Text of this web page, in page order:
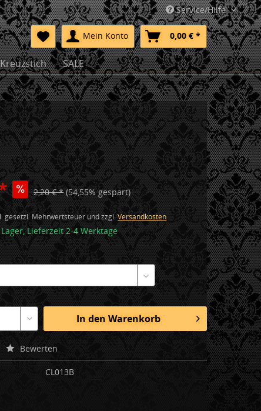
Service/Hilfe
Mein Konto 0,00 € *
Kreuzstich SALE
2,20 € * (54,55% gespart)
gesetzl. Mehrwertsteuer und zzgl.Versandkosten
Lieferzeit 2-4 Werktage
In den Warenkorb
Bewerten
CL013B